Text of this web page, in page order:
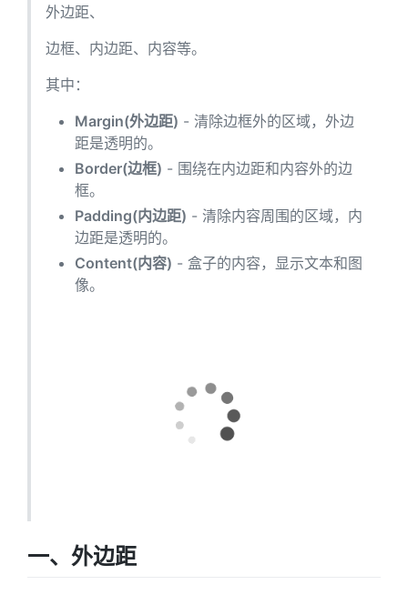
外边距、
边框、内边距、内容等。
其中：
Margin(外边距) - 清除边框外的区域，外边
距是透明的。
Border(边框) - 围绕在内边距和内容外的边
框。
Padding(内边距) - 清除内容周围的区域，内
边距是透明的。
Content(内容) - 盒子的内容，显示文本和图
像。
一、外边距